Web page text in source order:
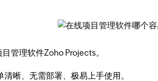
管理软件Zoho Projects。
晰、无需部署、极易上手使用。